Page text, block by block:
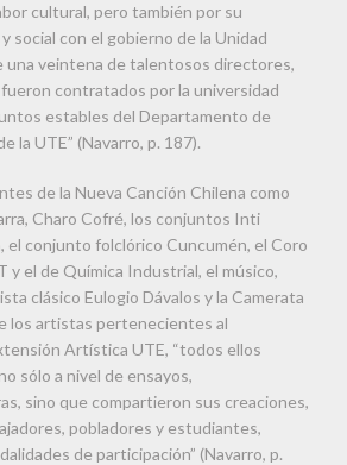
cultural, pero también por su
social con el gobierno de la Unidad
una veintena de talentosos directores,
contratados por la universidad
estables del Departamento de
la UTE” (Navarro, p. 187).
de la Nueva Canción Chilena como
Charo Cofré, los conjuntos Inti
el conjunto folclórico Cuncumén, el Coro
y el de Química Industrial, el músico,
clásico Eulogio Dávalos y la Camerata
los artistas pertenecientes al
Artística UTE, “todos ellos
sólo a nivel de ensayos,
sino que compartieron sus creaciones,
pobladores y estudiantes,
de participación” (Navarro, p.